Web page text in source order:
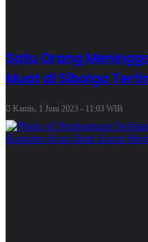
Satu Orang
Muat di Sibolga
Kamis, 1 Juni 2023 - 11:03 WIB